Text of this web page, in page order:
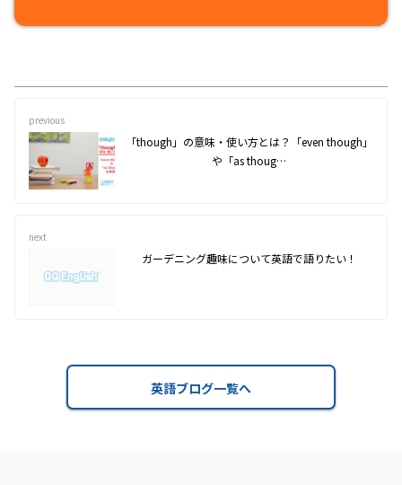
previous
「though」の意味・使い方とは？「even though」
や「as thoug…
next
ガーデニング趣味について英語で語りたい！
英語ブログ一覧へ